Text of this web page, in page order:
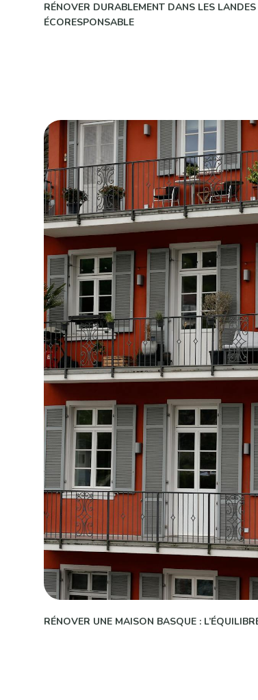
RÉNOVER DURABLEMENT DANS LES
ÉCORESPONSABLE
RÉNOVER UNE MAISON BASQUE :